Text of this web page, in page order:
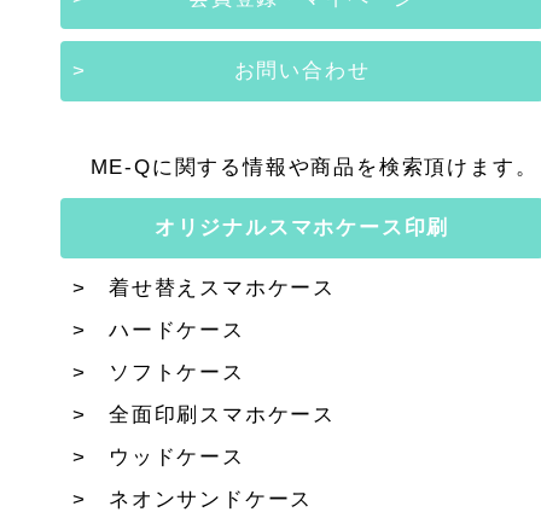
お問い合わせ
ME-Qに関する情報や商品を検索頂けます。
オリジナルスマホケース印刷
着せ替えスマホケース
ハードケース
ソフトケース
全面印刷スマホケース
ウッドケース
ネオンサンドケース